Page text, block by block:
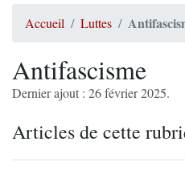
Accueil Luttes
Antifascisme
Dernier ajout : 26 février 2025.
Articles de cette